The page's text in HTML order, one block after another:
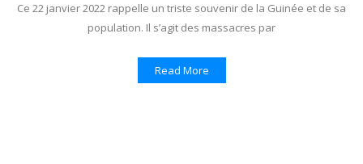
Ce 22 janvier 2022 rappelle un triste souvenir de la Guinée et de sa
population. Il s’agit des massacres par
Read More